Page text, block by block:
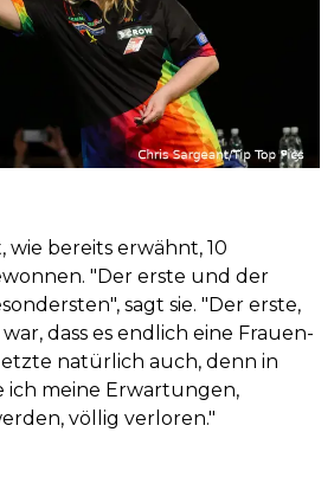
wie bereits erwähnt, 10
"Der erste und der
sagt sie. "Der erste,
dass es endlich eine Frauen-
natürlich auch, denn in
meine Erwartungen,
völlig verloren."